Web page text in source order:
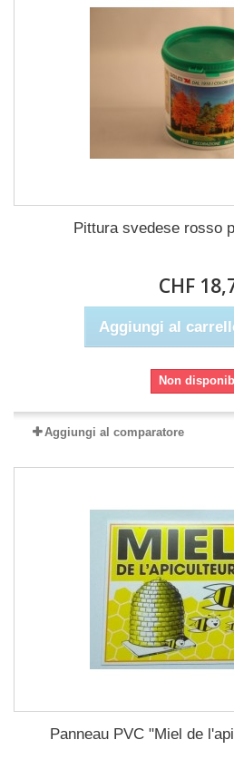
Pittura svedese rosso
CHF
Aggiungi al
Non
Aggiungi al comparatore
Panneau PVC "Miel de